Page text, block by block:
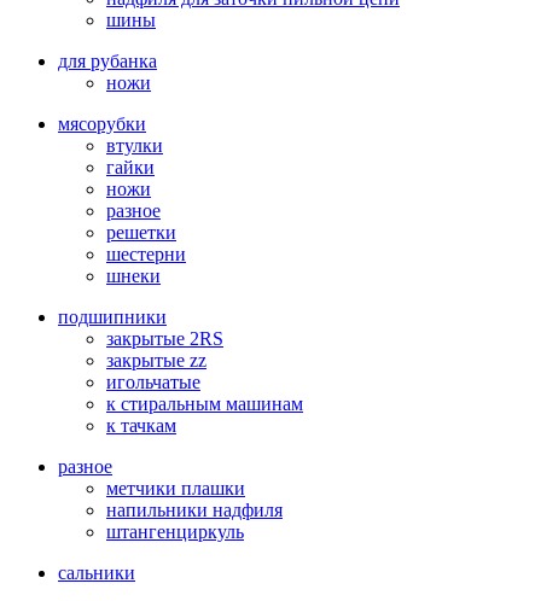
шины
для рубанка
ножи
мясорубки
втулки
гайки
ножи
разное
решетки
шестерни
шнеки
подшипники
закрытые 2RS
закрытые zz
игольчатые
к стиральным машинам
к тачкам
разное
метчики плашки
напильники надфиля
штангенциркуль
сальники